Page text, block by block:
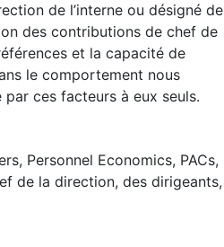
de l’interne ou désigné de
des contributions de chef de
et la capacité de
le comportement nous
ces facteurs à eux seuls.
, Personnel Economics, PACs,
de la direction, des dirigeants,